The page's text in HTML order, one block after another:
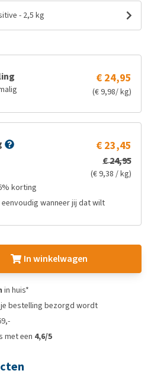
- 2,5 kg
€ 24,95
(€ 9,98/ kg)
€ 23,45
€ 24,95
(€ 9,38 / kg)
korting
wanneer jij dat wilt
In winkelwagen
in huis*
je bestelling bezorgd wordt
met een 4,6/5